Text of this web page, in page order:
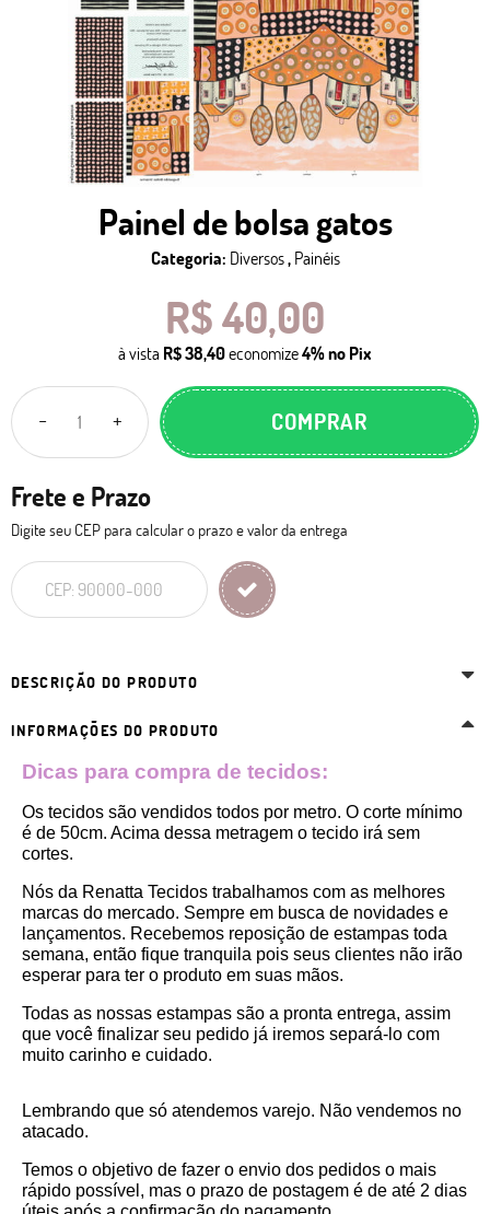
Painel de bolsa gatos
Categoria: Diversos, Painéis
R$ 40,00
à vista R$ 38,40economize4%no Pix
COMPRAR
Frete e Prazo
Digite seu CEP para calcular o prazo e valor da entrega
DESCRIÇÃO DO PRODUTO
INFORMAÇÕES DO PRODUTO
Dicas para compra de tecidos:
Os tecidos são vendidos todos por metro. O corte mínimo
é de 50cm. Acima dessa metragem o tecido irá sem
cortes.
Nós da Renatta Tecidos trabalhamos com as melhores
marcas do mercado. Sempre em busca de novidades e
lançamentos. Recebemos reposição de estampas toda
semana, então fique tranquila pois seus clientes não irão
esperar para ter o produto em suas mãos.
Todas as nossas estampas são a pronta entrega, assim
que você finalizar seu pedido já iremos separá-lo com
muito carinho e cuidado.
Lembrando que só atendemos varejo. Não vendemos no
atacado.
Temos o objetivo de fazer o envio dos pedidos o mais
rápido possível, mas o prazo de postagem é de até 2 dias